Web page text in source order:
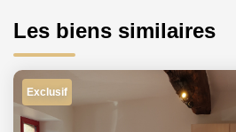
Les biens similaires
Exclusif